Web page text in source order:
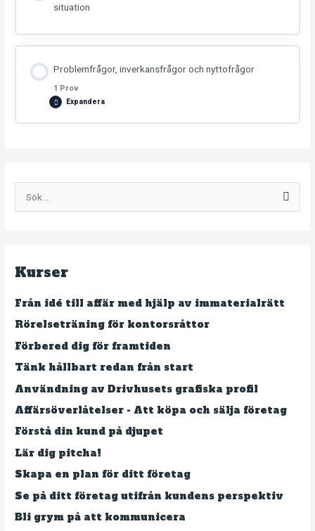
situation
Problemfrågor, inverkansfrågor och nyttofrågor
1 Prov
Expandera
Quiz – Har du blivit grym på SPIN-metoden
f
:
Kurser
Från idé till affär med hjälp av immaterialrätt
Rörelseträning för kontorsråttor
Förbered dig för framtiden
Tänk hållbart redan från start
Användning av Drivhusets grafiska profil
Affärsöverlåtelser - Att köpa och sälja företag
Förstå din kund på djupet
Lär dig pitcha!
Skapa en plan för ditt företag
Se på ditt företag utifrån kundens perspektiv
Bli grym på att kommunicera